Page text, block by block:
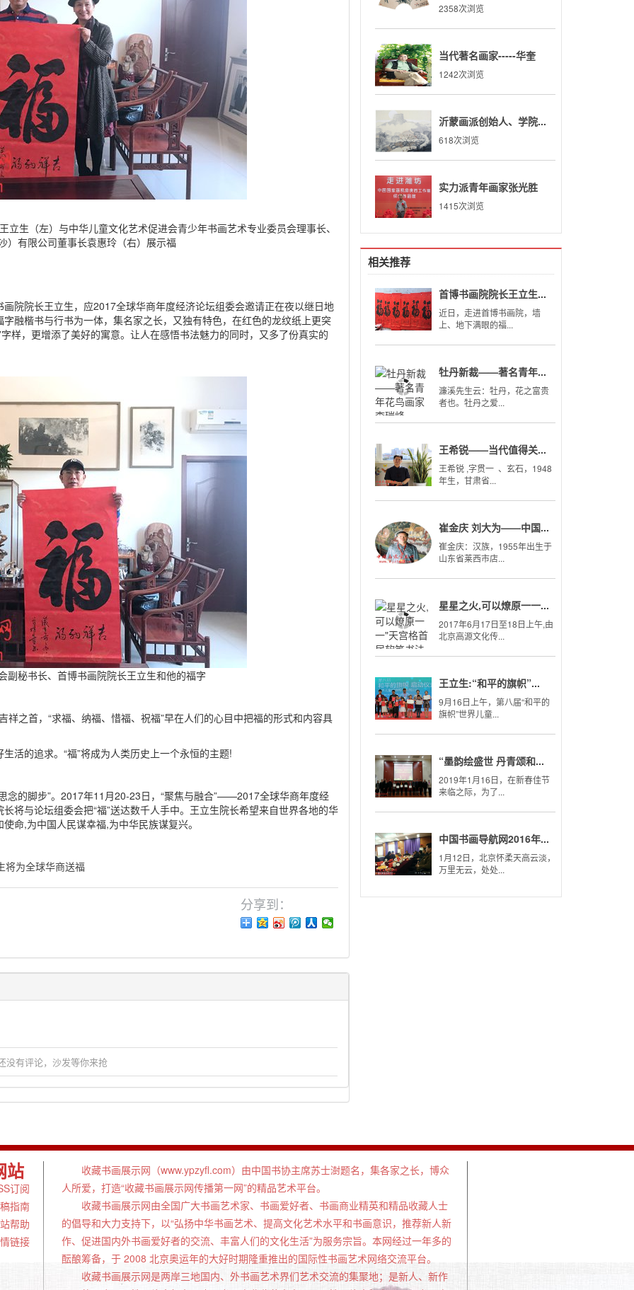
生（左）与中华儿童文化艺术促进会青少年书画艺术专业委员会理事长、
）有限公司董事长袁惠玲（右）展示福
院长王立生，应2017全球华商年度经济论坛组委会邀请正在夜以继日地
融楷书与行书为一体，集名家之长，又独有特色，在红色的龙纹纸上更突
样，更增添了美好的寓意。让人在感悟书法魅力的同时，又多了份真实的
副秘书长、首博书画院院长王立生和他的福字
之首，“求福、纳福、惜福、祝福”早在人们的心目中把福的形式和内容具
活的追求。“福”将成为人类历史上一个永恒的主题!
的脚步”。2017年11月20-23日，“聚焦与融合”——2017全球华商年度经
将与论坛组委会把“福”送达数千人手中。王立生院长希望来自世界各地的华
命,为中国人民谋幸福,为中华民族谋复兴。
将为全球华商送福
分享到：
没有评论，沙发等你来抢
2358次浏览
当代著名画家-----华奎
1242次浏览
沂蒙画派创始人、学院...
618次浏览
实力派青年画家张光胜
1415次浏览
相关推荐
首博书画院院长王立生...
近日，走进首博书画院，墙
上、地下满眼的福...
牡丹新裁——著名青年...
濂溪先生云：牡丹，花之富贵
者也。牡丹之爱...
王希锐——当代值得关...
王希锐 ,字贯一 、玄石，1948
年生，甘肃省...
崔金庆 刘大为——中国...
崔金庆：汉族，1955年出生于
山东省莱西市店...
星星之火,可以燎原一一...
2017年6月17日至18日上午,由
北京高源文化传...
王立生:“和平的旗帜”...
9月16日上午，第八届“和平的
旗帜”世界儿童...
“墨韵绘盛世 丹青颂和...
2019年1月16日，在新春佳节
来临之际，为了...
中国书画导航网2016年...
1月12日，北京怀柔天高云淡，
万里无云，处处...
站
订阅
指南
帮助
链接
收藏书画展示网（www.ypzyfl.com）由中国书协主席苏士澍题名，集各家之长，博众
人所爱，打造“收藏书画展示网传播第一网”的精品艺术平台。
收藏书画展示网由全国广大书画艺术家、书画爱好者、书画商业精英和精品收藏人士
的倡导和大力支持下，以“弘扬中华书画艺术、提高文化艺术水平和书画意识，推荐新人新
作、促进国内外书画爱好者的交流、丰富人们的文化生活”为服务宗旨。本网经过一年多的
酝酿筹备，于 2008 北京奥运年的大好时期隆重推出的国际性书画艺术网络交流平台。
收藏书画展示网是两岸三地国内、外书画艺术界们艺术交流的集聚地；是新人、新作